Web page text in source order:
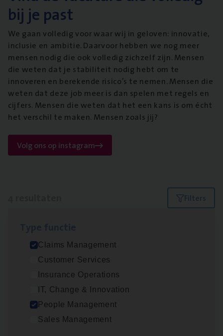
bij je past
We gaan volledig voor waar wij in geloven: innovatie,
inclusie en ambitie. Daarvoor hebben we nog meer
mensen nodig die ook volledig zichzelf zijn. Mensen
die weten dat je stabiliteit nodig hebt om te
innoveren en berekende risico’s te nemen. Mensen die
weten dat deze job meer is dan spelen met regels en
cijfers. Mensen die weten dat het een kans is om écht
het verschil te maken. Mensen zoals jij?
Volg ons op instagram
Filters
Claims Management
Customer Services
Insurance Operations
IT, Change & Innovation
People Management
Sales Management
Busi­ness Mana­ger Mari­ne Cargo
People Management, Sales Management
Antwerpen
Claims­hand­ler Fleet&